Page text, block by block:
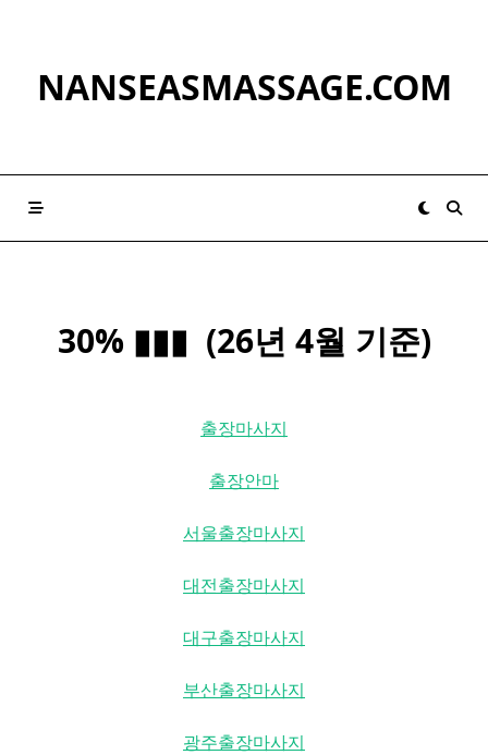
NANSEASMASSAGE.COM
30% ▮▮▮ ​ (26년 4월 기준)
출장마사지
출장안마
서울출장마사지
대전출장마사지
대구출장마사지
부산출장마사지
광주출장마사지